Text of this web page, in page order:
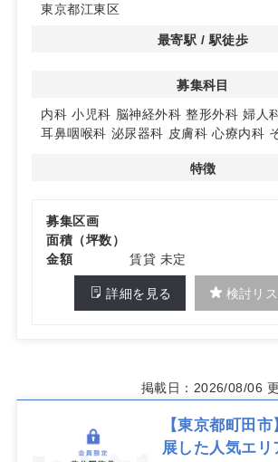
業準備を始めやすいのが特徴です。
区画条件が未設定の項目もあるため、必
詳細はお問い合わせください
東京都江東区
最寄駅 / 駅徒歩
募集科目
内科 小児科 脳神経外科 整形外科 婦人
耳鼻咽喉科 泌尿器科 皮膚科 心療内科
特徴
募集区画
面積（坪数）
金額
賃貸 未定
詳細を見る 検討リ
掲載日：2026/08/06
【東京都町田
展した人気エリ